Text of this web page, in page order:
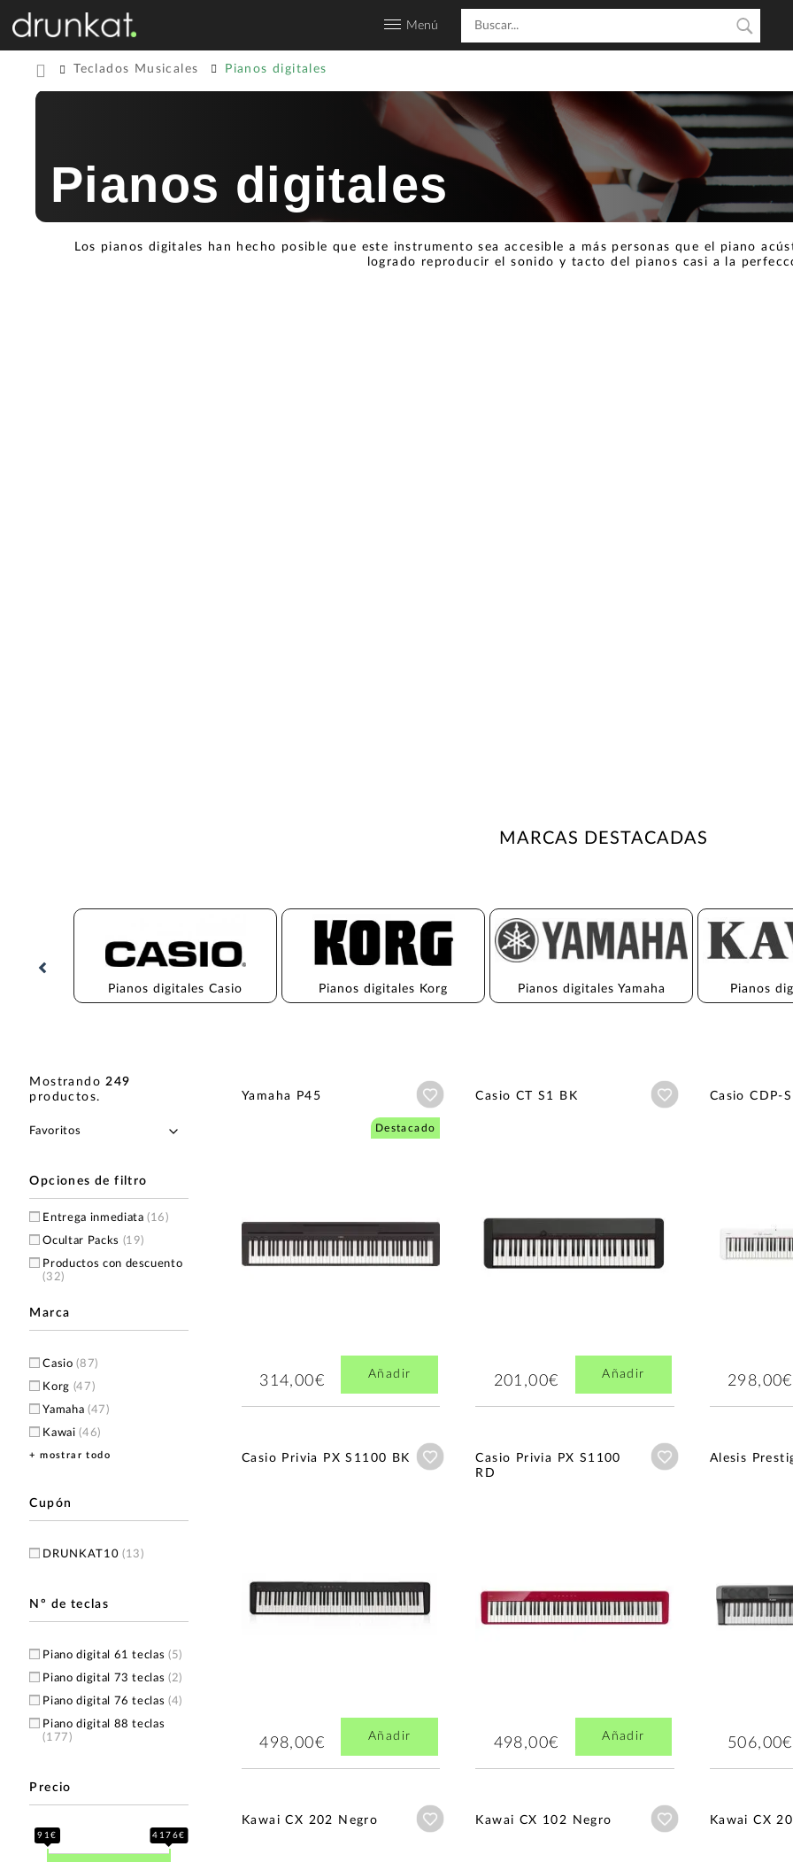
Menú
Teclados Musicales Pianos digitales
Pianos digitales
Los pianos digitales han hecho posible que este instrumento sea accesible a más personas que el piano
logrado reproducir el sonido y tacto del pianos casi a la
MARCAS DESTACADAS
Pianos digitales Casio Pianos digitales Korg Pianos digitales Yamaha Pianos
Mostrando249
productos.
Opciones de filtro
Entrega inmediata(16)
Ocultar Packs (19)
Productos con descuento
(32)
Marca
Casio(87)
Korg (47)
Yamaha (47)
Kawai(46)
Artesia(10)
Alesis
Ringway(2)
Studiologic(2)
+ mostrar todo
Cupón
DRUNKAT10 (13)
Nº de teclas
Piano digital 61 teclas(5)
Piano digital 73 teclas(2)
Piano digital 76 teclas(4)
Piano digital 88 teclas
(177)
Precio
91€ 4176€
Yamaha P45 Añadir a wishlist
Destacado
314,00€ Añadir
Casio CT S1 BK Añadir a wishlist
201,00€ Añadir
Casio CDP-
298,00€
Casio Privia PX S1100 BK Añadir a wishlist
498,00€ Añadir
Casio Privia PX S1100
RD
Añadir a wishlist
498,00€ Añadir
Alesis
506,00€
Kawai CX 202 Negro Añadir a wishlist
Kawai CX 102 Negro Añadir a wishlist
Kawai CX